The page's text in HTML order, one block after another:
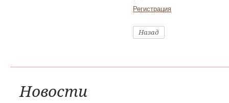
Регистрация
Назад
Новости